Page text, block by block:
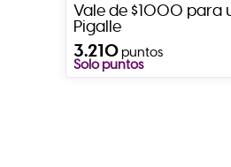
Vale de $1000 para
Pigalle
3.210puntos
Solo puntos